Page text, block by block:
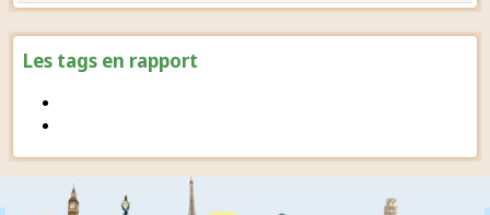
Les tags en rapport